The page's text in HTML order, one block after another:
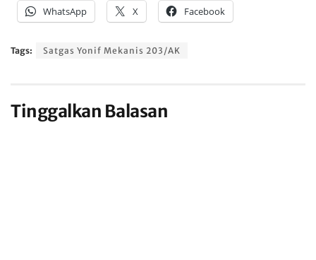
WhatsApp X Facebook
Tags: Satgas Yonif Mekanis 203/AK
Tinggalkan Balasan